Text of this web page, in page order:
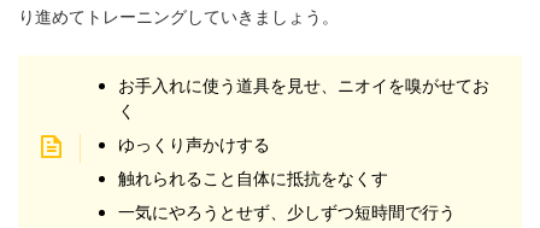
り進めてトレーニングしていきましょう。
お手入れに使う道具を見せ、ニオイを嗅がせてお
く
ゆっくり声かけする
触れられること自体に抵抗をなくす
一気にやろうとせず、少しずつ短時間で行う